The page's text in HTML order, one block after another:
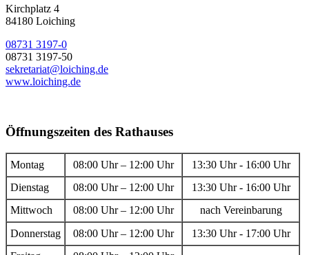
Kirchplatz 4
84180 Loiching
08731 3197-0
08731 3197-50
sekretariat@loiching.de
www.loiching.de
Öffnungszeiten des Rathauses
Montag 08:00 Uhr – 12:00 Uhr
13:30 Uhr - 16:00 Uhr
Dienstag
08:00 Uhr – 12:00 Uhr
13:30 Uhr - 16:00 Uhr
Mittwoch
08:00 Uhr – 12:00 Uhr
nach Vereinbarung
Donnerstag
08:00 Uhr – 12:00 Uhr
13:30 Uhr - 17:00 Uhr